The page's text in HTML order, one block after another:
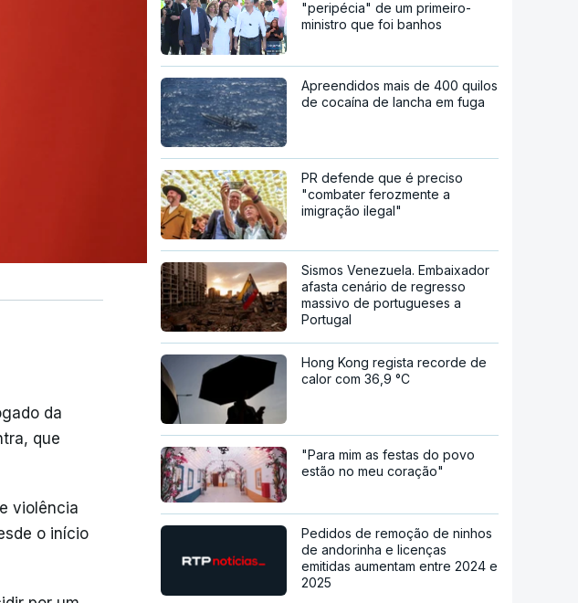
da
que
violência
o início
"peripécia" de um primeiro-
ministro que foi banhos
Apreendidos mais de 400 quilos
de cocaína de lancha em fuga
PR defende que é preciso
"combater ferozmente a
imigração ilegal"
Sismos Venezuela. Embaixador
afasta cenário de regresso
massivo de portugueses a
Portugal
Hong Kong regista recorde de
calor com 36,9 °C
"Para mim as festas do povo
estão no meu coração"
Pedidos de remoção de ninhos
de andorinha e licenças
emitidas aumentam entre 2024 e
2025